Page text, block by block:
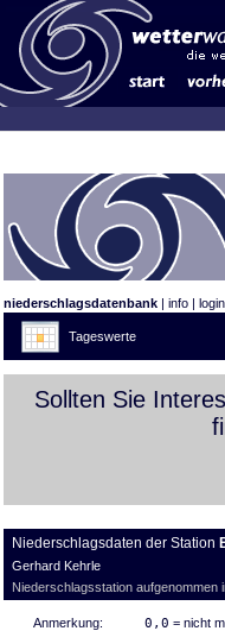
niederschlagsdatenbank | info |
Tageswerte
Sollten Sie
Niederschlagsdaten der Station
Gerhard Kehrle
Niederschlagsstation aufgenommen
Anmerkung: 0,0 = nicht